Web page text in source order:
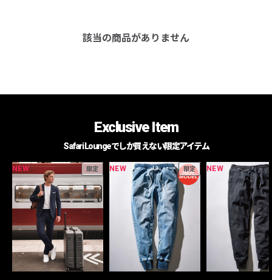
該当の商品がありません
Exclusive Item
Safari Loungeでしか買えない限定アイテム
NEW 限定 NEW 限定 NEW